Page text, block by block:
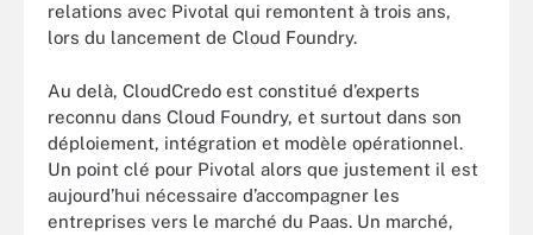
relations avec Pivotal qui remontent à trois ans,
lors du lancement de Cloud Foundry.
Au delà, CloudCredo est constitué d’experts
reconnu dans Cloud Foundry, et surtout dans son
déploiement, intégration et modèle opérationnel.
Un point clé pour Pivotal alors que justement il est
aujourd’hui nécessaire d’accompagner les
entreprises vers le marché du Paas. Un marché,